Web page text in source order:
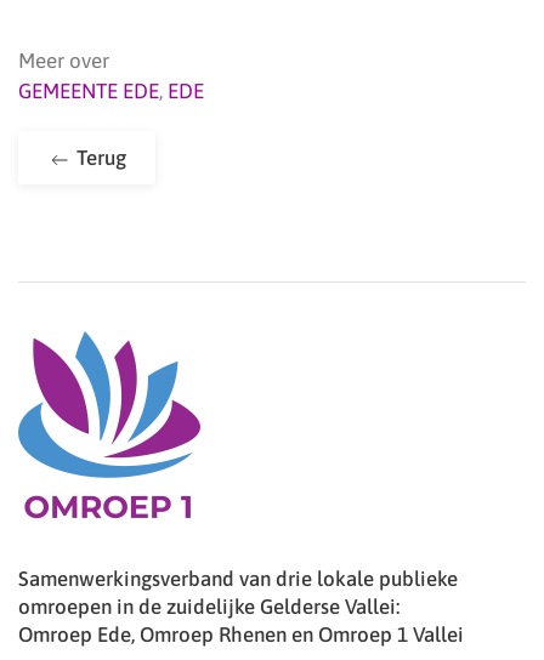
Meer over
GEMEENTE EDE, EDE
Terug
Samenwerkingsverband van drie lokale publieke
omroepen in de zuidelijke Gelderse Vallei:
Omroep Ede, Omroep Rhenen en Omroep 1 Vallei